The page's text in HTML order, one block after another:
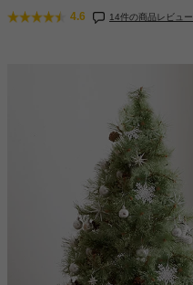
4.6 14件の商品レビュー